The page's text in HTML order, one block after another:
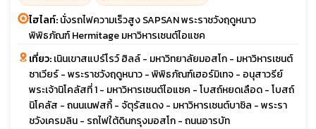
ไฮไลท์:นั่งรถไฟความเร็วสูง SAPSAN พระราชวังฤดูหนาว
พิพิธภัณฑ์ Hermitage มหาวิหารเซนต์ไอแซค
เที่ยว:เนินเขาสแปร์โรว์ ฮิลล์ - มหาวิทยาลัยมอสโก - มหาวิหารเซนต์
ซาเวียร์ - พระราชวังฤดูหนาว - พิพิธภัณฑ์เฮอร์มิเทจ - อนุสาวรีย์
พระเจ้านิโคลัสที่ 1 - มหาวิหารเซนต์ไอแซค - โบสถ์หยดเลือด - โบสถ์
นิโคลัส - ถนนเนฟสกี้ - จัตุรัสแดง - มหาวิหารเซนต์บาซิล - พระรา
ชวังเครมลิน - รถไฟใต้ดินกรุงมอสโก - ถนนอารบัท